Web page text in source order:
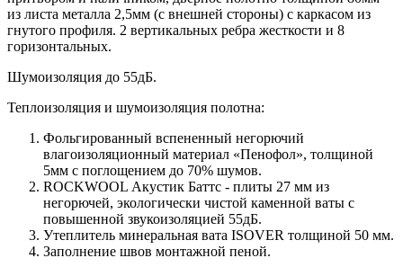
из листа металла 2,5мм (с внешней стороны) c каркасом из
гнутого профиля. 2 вертикальных ребра жесткости и 8
горизонтальных.
Шумоизоляция до 55дБ.
Теплоизоляция и шумоизоляция полотна:
Фольгированный вспененный негорючий
влагоизоляционный материал «Пенофол», толщиной
5мм с поглощением до 70% шумов.
ROCKWOOL Акустик Баттс - плиты 27 мм из
негорючей, экологически чистой каменной ваты с
повышенной звукоизоляцией 55дБ.
Утеплитель минеральная вата ISOVER толщиной 50 мм.
Заполнение швов монтажной пеной.